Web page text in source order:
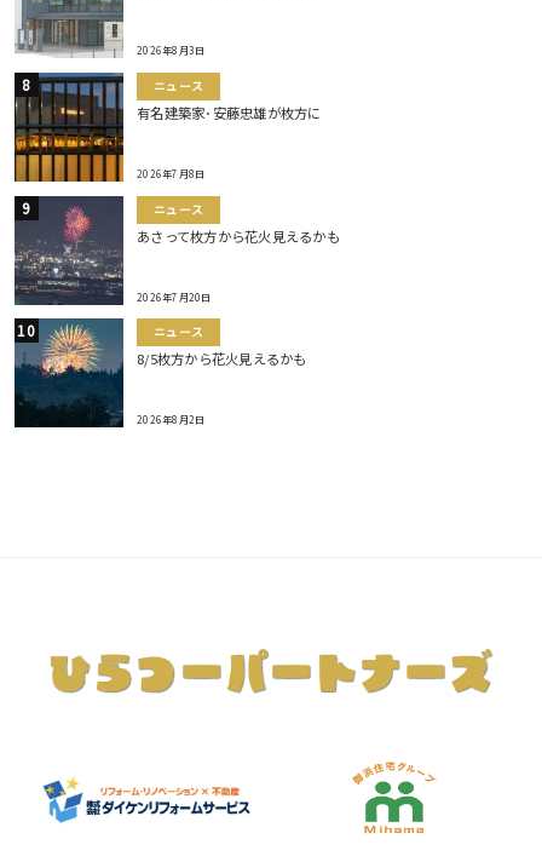
2026年8月3日
ニュース
有名建築家･安藤忠雄が枚方に
2026年7月8日
ニュース
あさって枚方から花火見えるかも
2026年7月20日
ニュース
8/5枚方から花火見えるかも
2026年8月2日